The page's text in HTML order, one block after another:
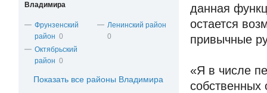
Владимира
Фрунзенский
район 0
Октябрьский
район 0
Ленинский район
0
Показать все районы Владимира
данная
остается
привычные
«Я в числе
собственных